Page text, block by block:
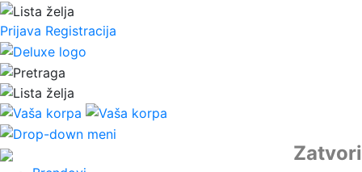
Prijava Registracija
Zatvori